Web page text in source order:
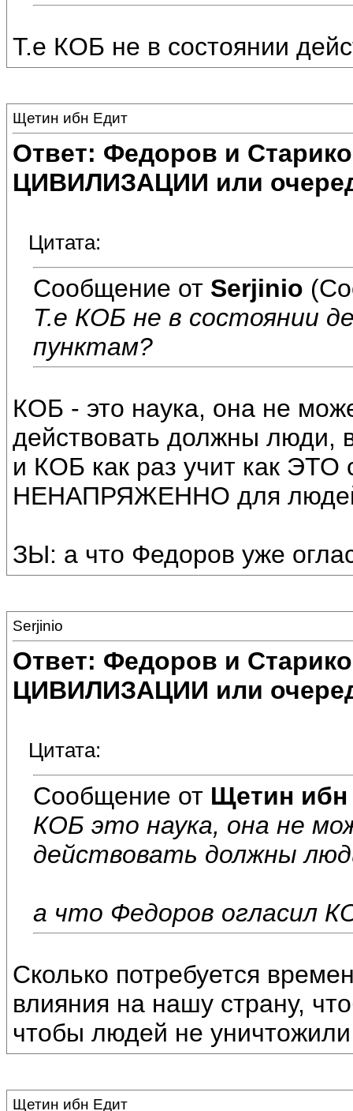
Т.е КОБ не в состоянии
Щетин ибн Едит
Ответ: Федоров и
ЦИВИЛИЗАЦИИ или
Цитата:
Сообщение от Serjinio
Т.е КОБ не в состоянии
пунктам?
КОБ - это наука, она не
действовать должны люди,
и КОБ как раз учит как ЭТО
НЕНАПРЯЖЕННО для людей
ЗЫ: а что Федоров уже
Serjinio
Ответ: Федоров и
ЦИВИЛИЗАЦИИ или
Цитата:
Сообщение от Щетин ибн
КОБ это наука, она не
действовать должны
а что Федоров огласил
Сколько потребуется
влияния на нашу страну,
чтобы людей не
Щетин ибн Едит